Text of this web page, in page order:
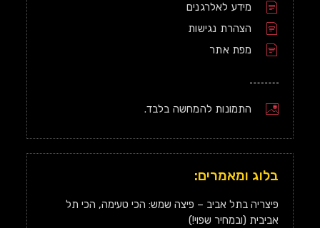
מידע לאלרגנים
הצהרת נגישות
מפת אתר
התמונות להמחשה בלבד.
בלוג ומאמרים:
פיצריה בתל אביב – פיצה שמש: הכי טעימה, הכי תל
אביבית (ובמחיר שפוי!)